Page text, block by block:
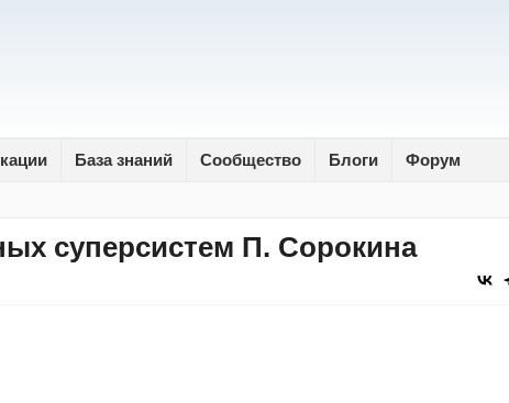
База знаний Сообщество Блоги Форум
суперсистем П. Сорокина